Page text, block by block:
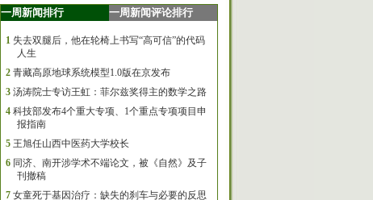
一周新闻排行 一周新闻评论排行
1 失去双腿后，他在轮椅上书写“高可信”的代码
人生
2 青藏高原地球系统模型1.0版在京发布
3 汤涛院士专访王虹：菲尔兹奖得主的数学之路
4 科技部发布4个重大专项、1个重点专项项目申
报指南
5 王旭任山西中医药大学校长
6 同济、南开涉学术不端论文，被《自然》及子
刊撤稿
7 女童死于基因治疗：缺失的刹车与必要的反思